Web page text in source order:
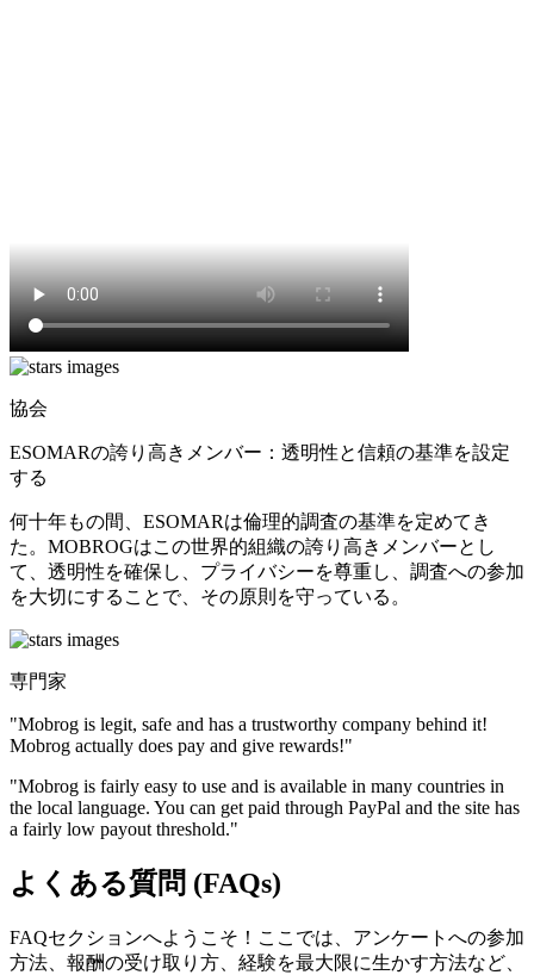
協会
ESOMARの誇り高きメンバー：透明性と信頼の基準を設定
する
何十年もの間、ESOMARは倫理的調査の基準を定めてき
た。MOBROGはこの世界的組織の誇り高きメンバーとし
て、透明性を確保し、プライバシーを尊重し、調査への参加
を大切にすることで、その原則を守っている。
専門家
"Mobrog is legit, safe and has a trustworthy company behind it!
Mobrog actually does pay and give rewards!"
"Mobrog is fairly easy to use and is available in many countries in
the local language. You can get paid through PayPal and the site has
a fairly low payout threshold."
よくある質問 (FAQs)
FAQセクションへようこそ！ここでは、アンケートへの参加
方法、報酬の受け取り方、経験を最大限に生かす方法など、